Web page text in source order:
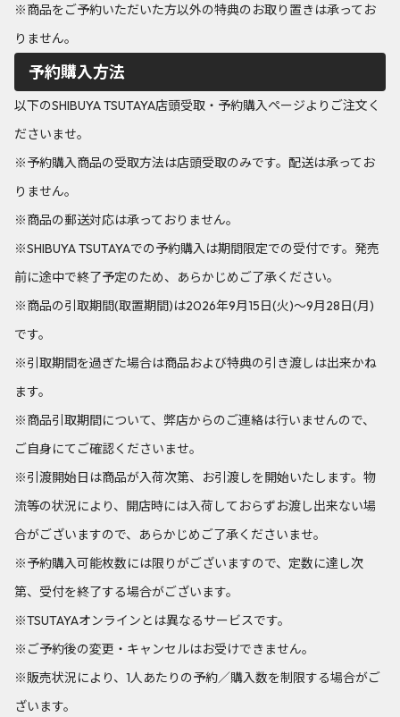
※商品をご予約いただいた方以外の特典のお取り置きは承ってお
りません。
予約購入方法
以下のSHIBUYA TSUTAYA店頭受取・予約購入ページよりご注文く
ださいませ。
※予約購入商品の受取方法は店頭受取のみです。配送は承ってお
りません。
※商品の郵送対応は承っておりません。
※SHIBUYA TSUTAYAでの予約購入は期間限定での受付です。発売
前に途中で終了予定のため、あらかじめご了承ください。
※商品の引取期間(取置期間)は2026年9月15日(火)～9月28日(月)
です。
※引取期間を過ぎた場合は商品および特典の引き渡しは出来かね
ます。
※商品引取期間について、弊店からのご連絡は行いませんので、
ご自身にてご確認くださいませ。
※引渡開始日は商品が入荷次第、お引渡しを開始いたします。物
流等の状況により、開店時には入荷しておらずお渡し出来ない場
合がございますので、あらかじめご了承くださいませ。
※予約購入可能枚数には限りがございますので、定数に達し次
第、受付を終了する場合がございます。
※TSUTAYAオンラインとは異なるサービスです。
※ご予約後の変更・キャンセルはお受けできません。
※販売状況により、1人あたりの予約／購入数を制限する場合がご
ざいます。